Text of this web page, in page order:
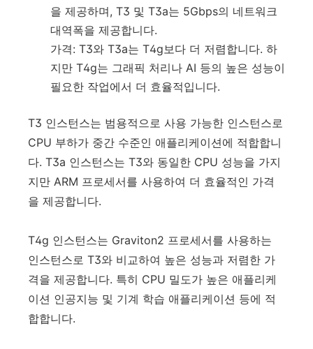
을 제공하며, T3 및 T3a는 5Gbps의 네트워크
대역폭을 제공합니다.
가격: T3와 T3a는 T4g보다 더 저렴합니다. 하
지만 T4g는 그래픽 처리나 AI 등의 높은 성능이
필요한 작업에서 더 효율적입니다.
T3 인스턴스는 범용적으로 사용 가능한 인스턴스로
CPU 부하가 중간 수준인 애플리케이션에 적합합니
다. T3a 인스턴스는 T3와 동일한 CPU 성능을 가지
지만 ARM 프로세서를 사용하여 더 효율적인 가격
을 제공합니다.
T4g 인스턴스는 Graviton2 프로세서를 사용하는
인스턴스로 T3와 비교하여 높은 성능과 저렴한 가
격을 제공합니다. 특히 CPU 밀도가 높은 애플리케
이션 인공지능 및 기계 학습 애플리케이션 등에 적
합합니다.